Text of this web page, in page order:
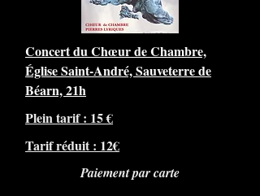
Concert du Chœur de Chambre,
Église Saint-André, Sauveterre de
Béarn, 21h
Plein tarif : 15 €
Tarif réduit : 12€
Paiement par carte